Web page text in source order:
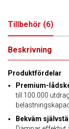
Tillbehör (6)
Beskrivning
Produktfördelar
Premium-
till 100.000
Bekväm